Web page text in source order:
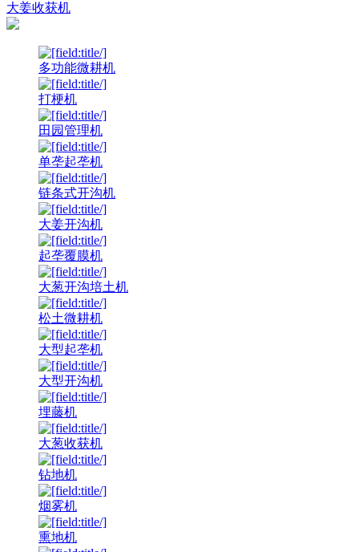
大姜收获机
多功能微耕机
打梗机
田园管理机
单垄起垄机
链条式开沟机
大姜开沟机
起垄覆膜机
大葱开沟培土机
松土微耕机
大型起垄机
大型开沟机
埋藤机
大葱收获机
钻地机
烟雾机
熏地机